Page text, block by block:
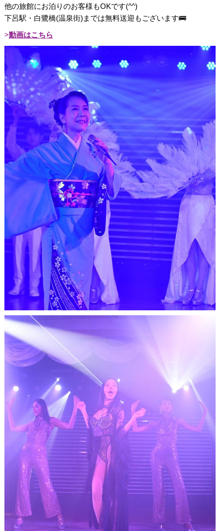
他の旅館にお泊りのお客様もOKです(^^)
下呂駅・白鷺橋(温泉街)までは無料送迎もございます🚌
動画はこちら